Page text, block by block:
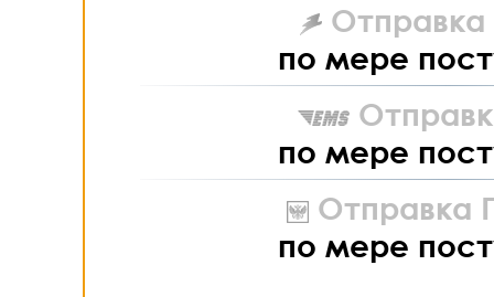
Отправка
по мере
по мере
Отправка
по мере